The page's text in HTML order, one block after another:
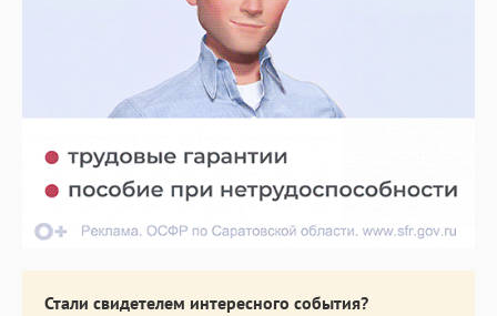
Стали свидетелем интересного события?